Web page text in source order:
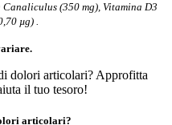
(350 mg), Vitamina D3
µg) .
dolori articolari? Approfitta
il tuo tesoro!
articolari?